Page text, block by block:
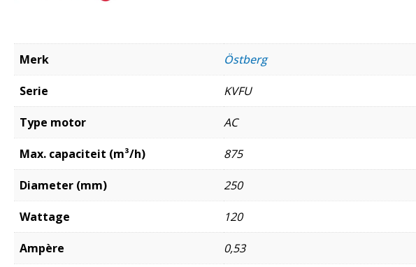
Merk Östberg
Serie KVFU
Type motor AC
Max. capaciteit (m³/h) 875
Diameter (mm) 250
Wattage 120
Ampère 0,53